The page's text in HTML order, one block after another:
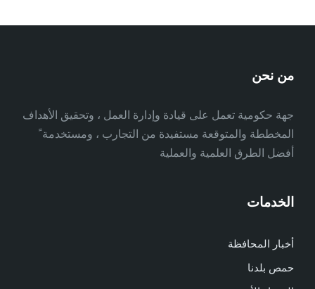
من نحن
جهة حكومية تعمل على قيادة وإدارة العمل ، وتحقيق الأهداف
المخططة والمتوقعة مستفيدة من التجارب ، ومستخدمة ً
أفضل الطرق العلمية والعملية
الخدمات
أخبار المحافظة
حمص بلدنا